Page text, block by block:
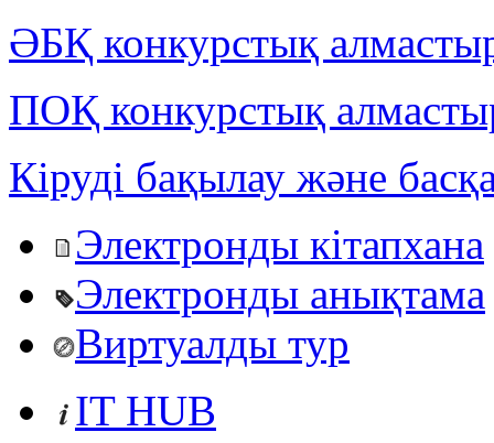
ӘБҚ конкурстық
ПОҚ конкурстық
Кіруді бақылау және
Электронды кітапхана
Электронды анықтама
Виртуалды тур
IT HUB